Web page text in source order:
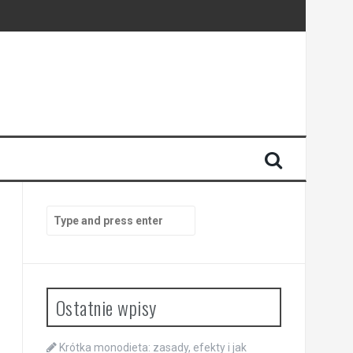
for:
Ostatnie wpisy
Krótka monodieta: zasady, efekty i jak